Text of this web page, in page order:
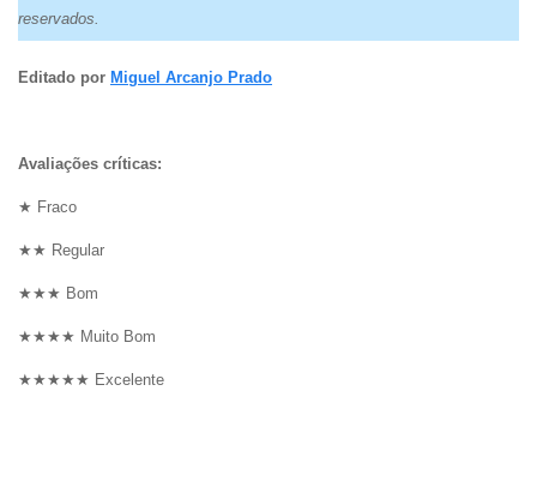
reservados.
Editado por Miguel Arcanjo Prado
Avaliações críticas:
★ Fraco
★★ Regular
★★★ Bom
★★★★ Muito Bom
★★★★★ Excelente